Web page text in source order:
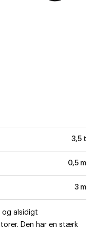
3,5 t
0,5 m
3 m
og alsidigt
Den har en stærk